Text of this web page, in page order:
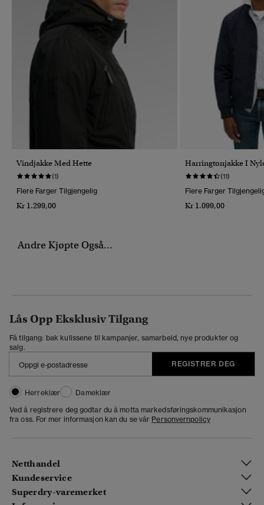
Vindjakke Med Hette
(1)
Flere Farger Tilgjengelig
Kr 1.299,00
Harringtonjakke I
(11)
Flere Farger
Kr 1.099,00
Andre Kjøpte Også...
Lås Opp Eksklusiv Tilgang
Få tilgang: bak kulissene til kampanjer, samarbeid, nye produkter og
salg.
REGISTRER DEG
Herreklær
Dameklær
Ved å registrere deg godtar du å motta markedsføringskommunikasjon
fra oss. For mer informasjon kan du se vår Personvernpolicy
Netthandel
Kundeservice
Superdry-varemerket